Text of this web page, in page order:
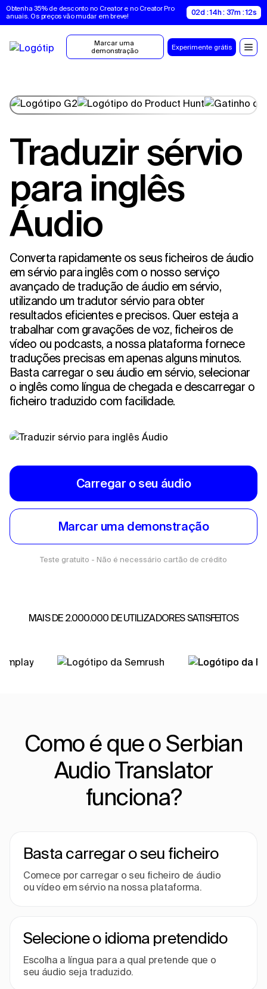
Obtenha 35% de desconto no Creator e no Creator Pro
anuais. Os preços vão mudar em breve!
02d : 14h : 37m : 11s
Marcar uma
demonstração
Experimente grátis
Traduzir sérvio
para inglês
Áudio
Converta rapidamente os seus ficheiros de áudio
em sérvio para inglês com o nosso serviço
avançado de tradução de áudio em sérvio,
utilizando um tradutor sérvio para obter
resultados eficientes e precisos. Quer esteja a
trabalhar com gravações de voz, ficheiros de
vídeo ou podcasts, a nossa plataforma fornece
traduções precisas em apenas alguns minutos.
Basta carregar o seu áudio em sérvio, selecionar
o inglês como língua de chegada e descarregar o
ficheiro traduzido com facilidade.
Carregar o seu áudio
Marcar uma demonstração
Teste gratuito - Não é necessário cartão de crédito
MAIS DE 2.000.000 DE UTILIZADORES SATISFEITOS
Como é que o Serbian
Audio Translator
funciona?
Basta carregar o seu ficheiro
Comece por carregar o seu ficheiro de áudio
ou vídeo em sérvio na nossa plataforma.
Selecione o idioma pretendido
Escolha a língua para a qual pretende que o
seu áudio seja traduzido.